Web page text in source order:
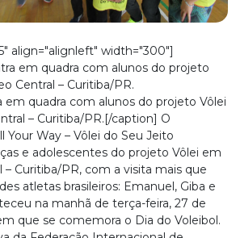
align="alignleft" width="300"]
em quadra com alunos do projeto Vôlei
– Curitiba/PR.[/caption] O
Way – Vôlei do Seu Jeito
e adolescentes do projeto Vôlei em
– Curitiba/PR, com a visita mais que
atletas brasileiros: Emanuel, Giba e
na manhã de terça-feira, 27 de
que se comemora o Dia do Voleibol.